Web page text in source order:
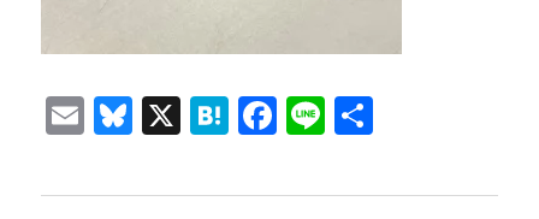
EmailBluesky
X Hatena
Facebook
Line